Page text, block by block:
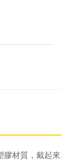
膠材質，戴起來